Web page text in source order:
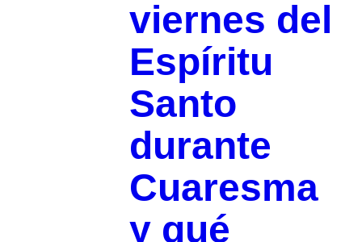
viernes del
Espíritu
Santo
durante
Cuaresma
y qué